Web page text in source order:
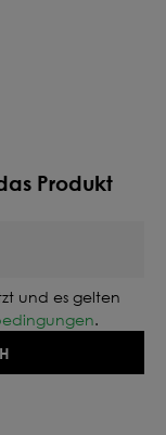
Produkt
und es gelten
.